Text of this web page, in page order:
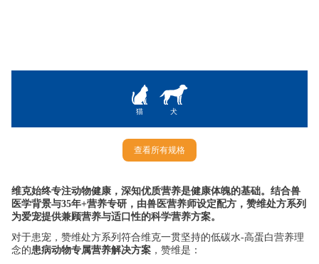
猫 犬
查看所有规格
维克始终专注动物健康，深知优质营养是健康体魄的基础。结合兽
医学背景与35年+营养专研，由兽医营养师设定配方，赞维处方系列
为爱宠提供兼顾营养与适口性的科学营养方案。
对于患宠，赞维处方系列符合维克一贯坚持的低碳水-高蛋白营养理
念的患病动物专属营养解决方案 ，赞维是：